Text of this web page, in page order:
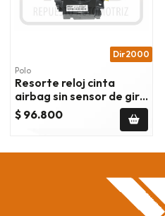
Dir2000
Polo
Resorte reloj cinta
airbag sin sensor de giro
dodge journey 3.5
2009/2010
$ 96.800